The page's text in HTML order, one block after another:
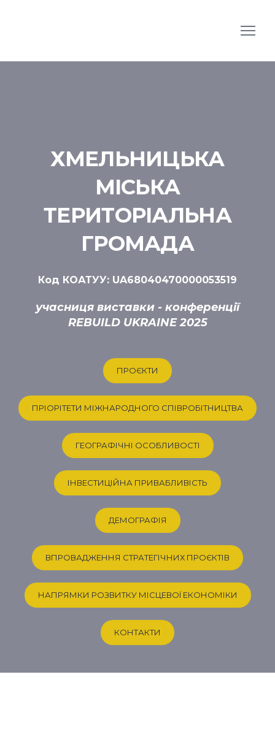
ХМЕЛЬНИЦЬКА
МІСЬКА
ТЕРИТОРІАЛЬНА
ГРОМАДА
Код КОАТУУ: UA68040470000053519
учасниця виставки - конференції
REBUILD UKRAINE 2025
ПРОЄКТИ
ПРІОРІТЕТИ МІЖНАРОДНОГО СПІВРОБІТНИЦТВА
ГЕОГРАФІЧНІ ОСОБЛИВОСТІ
ІНВЕСТИЦІЙНА ПРИВАБЛИВІСТЬ
ДЕМОГРАФІЯ
ВПРОВАДЖЕННЯ СТРАТЕГІЧНИХ ПРОЄКТІВ
НАПРЯМКИ РОЗВИТКУ МІСЦЕВОЇ ЕКОНОМІКИ
КОНТАКТИ